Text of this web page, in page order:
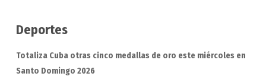
Deportes
Totaliza Cuba otras cinco medallas de oro este miércoles en
Santo Domingo 2026